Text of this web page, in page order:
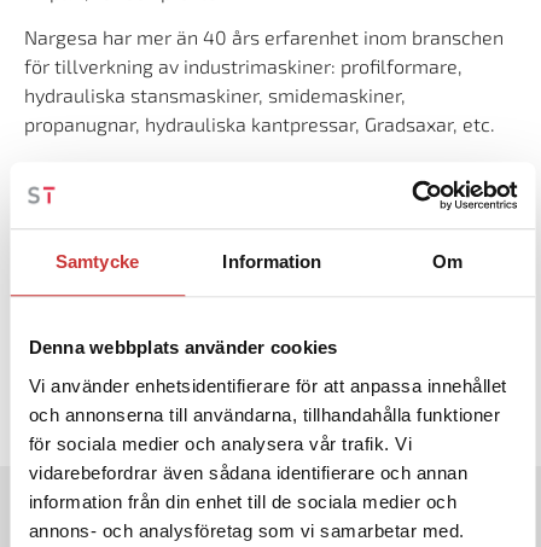
Samtycke Information Om
Denna webbplats använder cookies
Vi använder enhetsidentifierare för att anpassa innehållet
och annonserna till användarna, tillhandahålla funktioner
för sociala medier och analysera vår trafik. Vi
vidarebefordrar även sådana identifierare och annan
information från din enhet till de sociala medier och
annons- och analysföretag som vi samarbetar med.
Nargesa har mer än 40 års erfarenhet inom branschen
för tillverkning av industrimaskiner: profilformare,
hydrauliska stansmaskiner, smidemaskiner,
propanugnar, hydrauliska kantpressar, Gradsaxar, etc.
Hela sortimentet av maskiner och tillbehör är komplett
tillverkade hos NARGESA. De har i dagsläget fler än
runt om i världen, samt en 10.000 m2 anläggning med
ett lager av 400 maskiner året runt.
Nargesa är en symbol för kvalitet, tillförlitlighet,